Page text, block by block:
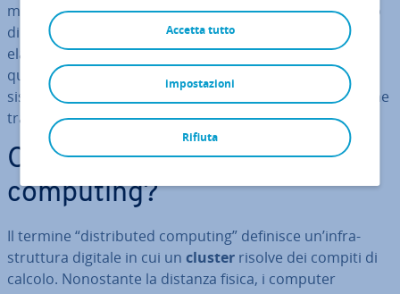
molte attività d’impresa e for­ni­sco­no a un gran numero
di pre­sta­zio­ni e servizi, suf­fi­cien­ti capacità di calcolo ed
ela­bo­ra­zio­ne. Vi spie­ghe­re­mo di seguito come funziona
questa procedura e raf­fi­gu­re­re­mo le ar­chi­tet­tu­re di
sistema uti­liz­za­te e gli ambiti di impiego. Verranno anche
trattati i vantaggi del calcolo di­stri­bui­to.
Cos’è il di­stri­bu­ted
computing?
Il termine “di­stri­bu­ted computing” definisce un’in­fra­
strut­tu­ra digitale in cui un cluster risolve dei compiti di
calcolo. No­no­stan­te la distanza fisica, i computer
Accetta tutto
Rifiuta
impostazioni